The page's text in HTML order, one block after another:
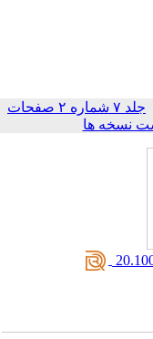
جلد ۷ شماره ۲ صفحات
نسخه ها